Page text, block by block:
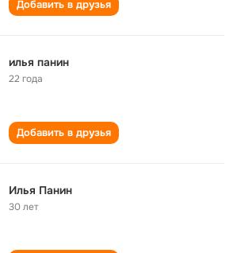
Добавить в друзья
илья панин
22 года
Добавить в друзья
Илья Панин
30 лет